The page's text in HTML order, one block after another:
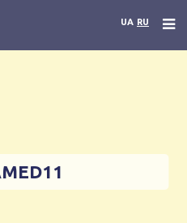
UA RU